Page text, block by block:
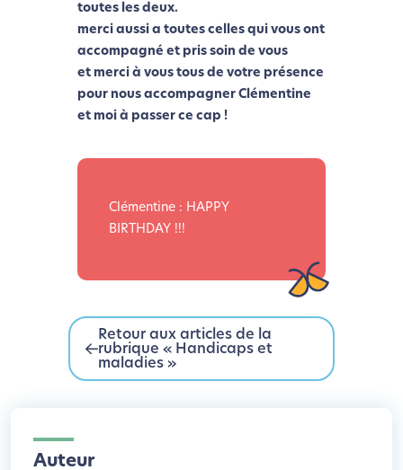
toutes les deux.
merci aussi a toutes celles qui vous ont
accompagné et pris soin de vous
et merci à vous tous de votre présence
pour nous accompagner Clémentine
et moi à passer ce cap !
Clémentine : HAPPY
BIRTHDAY !!!
Retour aux articles de la
rubrique « Handicaps et
maladies »
Auteur